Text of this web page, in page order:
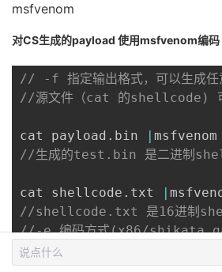
msfvenom
对CS生成的payload 使用msfvenom编码
// -f 指定输出格式，可以生成
//源文件（cat 的shellcode)
cat payload . bin msfvenom
//生成的test.bin 是二进制
cat shellcode . txt
//shellcode.txt 是16进制
//-e 编码方式(x86/
//-i 编码次数
//-b 在生成的程序中避免出